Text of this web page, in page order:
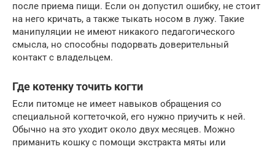
после приема пищи. Если он допустил ошибку, не стоит
на него кричать, а также тыкать носом в лужу. Такие
манипуляции не имеют никакого педагогического
смысла, но способны подорвать доверительный
контакт с владельцем.
Где котенку точить когти
Если питомце не имеет навыков обращения со
специальной когтеточкой, его нужно приучить к ней.
Обычно на это уходит около двух месяцев. Можно
приманить кошку с помощи экстракта мяты или